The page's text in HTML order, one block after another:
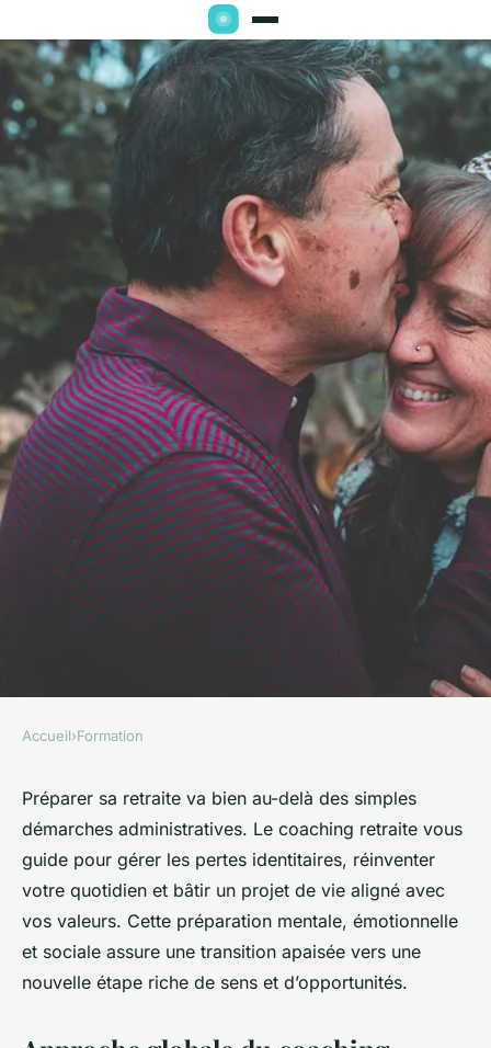
Coaching retraite : préparez-
vous sereinement à ce
nouveau chapitre
Sofia•6 septembre 2025•5 min de lecture
Accueil›Formation
Préparer sa retraite va bien au-delà des simples
démarches administratives. Le coaching retraite vous
guide pour gérer les pertes identitaires, réinventer
votre quotidien et bâtir un projet de vie aligné avec
vos valeurs. Cette préparation mentale, émotionnelle
et sociale assure une transition apaisée vers une
nouvelle étape riche de sens et d’opportunités.